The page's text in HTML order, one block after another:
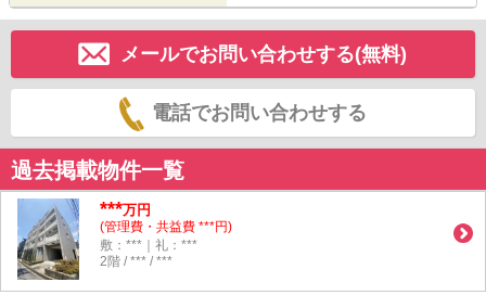
メールでお問い合わせする(無料)
電話でお問い合わせする
過去掲載物件一覧
***万円
(管理費・共益費 ***円)
敷：***｜礼：***
2階 / *** / ***